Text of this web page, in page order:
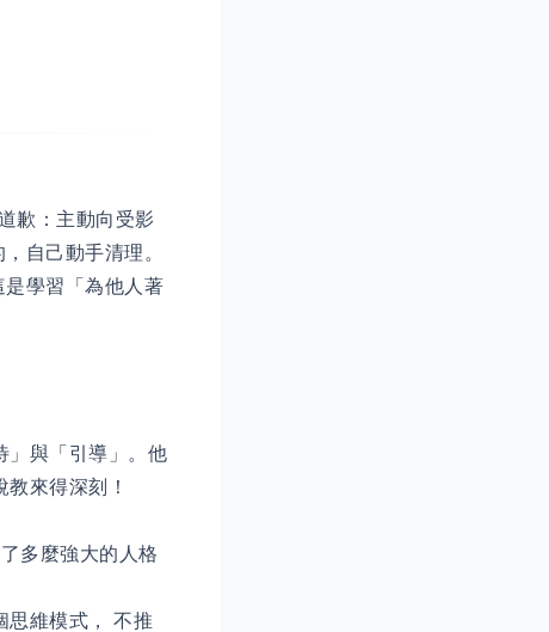
歉：主動向受影
自己動手清理。
學習「為他人著
」與「引導」。他
教來得深刻！
多麼強大的人格
思維模式， 不推